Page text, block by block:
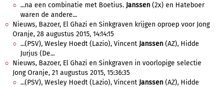
...na een combinatie met Boetius. Janssen (2x) en Hateboer
waren de andere...
Nieuws, Bazoer, El Ghazi en Sinkgraven krijgen oproep voor Jong
Oranje, 28 augustus 2015, 14:14:15
...(PSV), Wesley Hoedt (Lazio), Vincent Janssen (AZ), Hidde
Jurjus (De...
Nieuws, Bazoer, El Ghazi en Sinkgraven in voorlopige selectie
Jong Oranje, 21 augustus 2015, 15:36:35
...(PSV), Wesley Hoedt (Lazio), Vincent Janssen (AZ), Hidde